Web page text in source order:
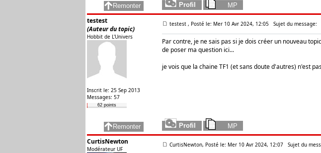
testest
(Auteur du topic)
Hobbit de L'Univers
Inscrit le: 25 Sep 2013
Messages: 57
62 points
testest , Posté le: Mer 10 Avr 2024, 12:05 Sujet du message:
Par contre, je ne sais pas si je dois créer un nouveau
de poser ma question ici...
je vois que la chaine TF1 (et sans doute d'autres) n'est
CurtisNewton
Modérateur UF
CurtisNewton, Posté le: Mer 10 Avr 2024, 12:07 Sujet du